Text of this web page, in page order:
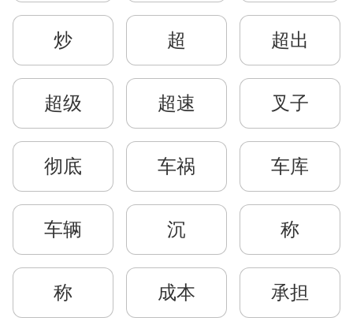
炒 超 超出
超级 超速 叉子
彻底 车祸 车库
车辆 沉 称
称 成本 承担